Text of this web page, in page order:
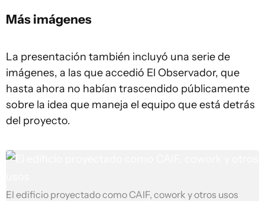
Más imágenes
La presentación también incluyó una serie de
imágenes, a las que accedió El Observador, que
hasta ahora no habían trascendido públicamente
sobre la idea que maneja el equipo que está detrás
del proyecto.
El edificio proyectado como CAIF, cowork y otros usos